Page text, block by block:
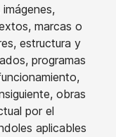
marcas o
estructura y
programas
obras
por el
aplicables